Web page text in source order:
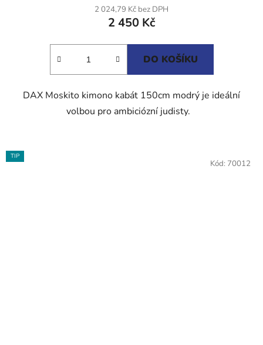
2 024,79 Kč bez DPH
2 450 Kč
DO KOŠÍKU
DAX Moskito kimono kabát 150cm modrý je ideální
volbou pro ambiciózní judisty.
TIP
Kód: 70012